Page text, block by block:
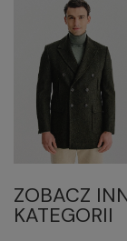
ZOBACZ
KATEGORII